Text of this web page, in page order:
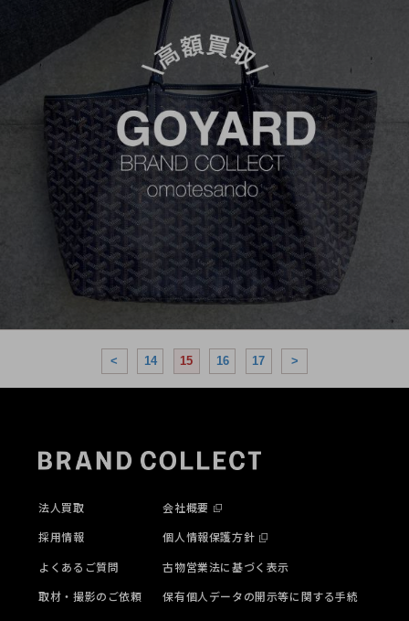
< 14 15 16 17 >
法人買取
採用情報
よくあるご質問
取材・撮影のご依頼
会社概要
個人情報保護方針
古物営業法に基づく表示
保有個人データの開示等に関する手続